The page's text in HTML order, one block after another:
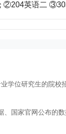
②204英语二
学位研究生的院
国家官网公布